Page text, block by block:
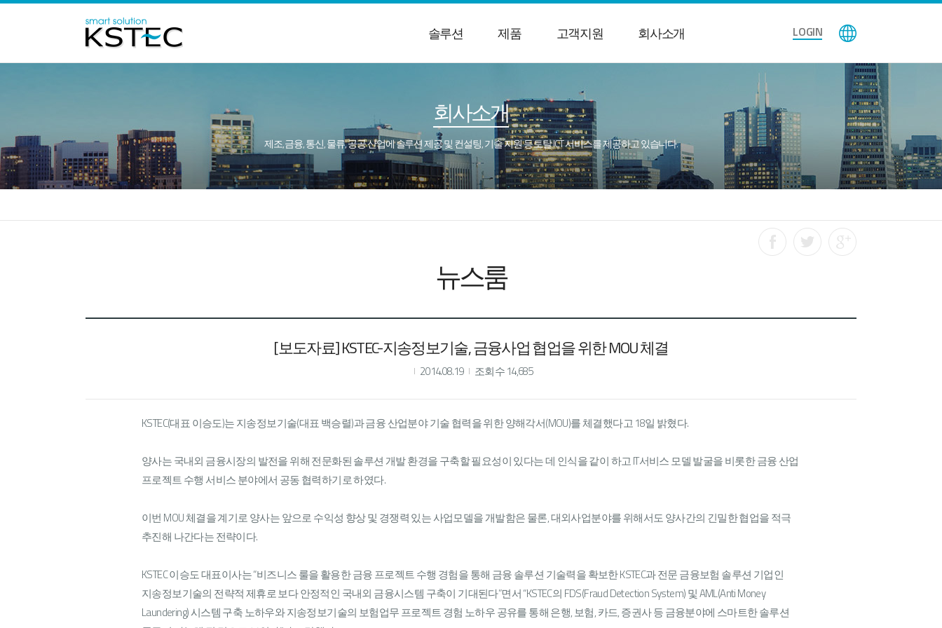
솔루션 제품 고객지원 회사소개 LOGIN
회사소개
제조, 금융, 통신, 물류, 공공 산업에 솔루션 제공 및 컨설팅, 기술 지원 등 토탈 ICT 서비스를 제공하고 있습니다.
뉴스룸
[보도자료] KSTEC-지송정보기술, 금융사업 협업을 위한 MOU 체결
2014.08.19 조회수 14,685
KSTEC(대표 이승도)는 지송정보기술(대표 백승렬)과 금융 산업분야 기술 협력을 위한 양해각서(MOU)를 체결했다고 18일 밝혔다.
양사는 국내외 금융시장의 발전을 위해 전문화된 솔루션 개발 환경을 구축할 필요성이 있다는 데 인식을 같이 하고 IT서비스 모델 발굴을 비롯한 금융 산업
프로젝트 수행 서비스 분야에서 공동 협력하기로 하였다.
이번 MOU 체결을 계기로 양사는 앞으로 수익성 향상 및 경쟁력 있는 사업모델을 개발함은 물론, 대외사업분야를 위해서도 양사간의 긴밀한 협업을 적극
추진해 나간다는 전략이다.
KSTEC 이승도 대표이사는 “비즈니스 룰을 활용한 금융 프로젝트 수행 경험을 통해 금융 솔루션 기술력을 확보한 KSTEC과 전문 금융보험 솔루션 기업인
지송정보기술의 전략적 제휴로 보다 안정적인 국내외 금융시스템 구축이 기대된다”면서 “KSTEC의 FDS(Fraud Detection System) 및 AML(Anti Money
Laundering) 시스템 구축 노하우와 지송정보기술의 보험업무 프로젝트 경험 노하우 공유를 통해 은행, 보험, 카드, 증권사 등 금융분야에 스마트한 솔루션